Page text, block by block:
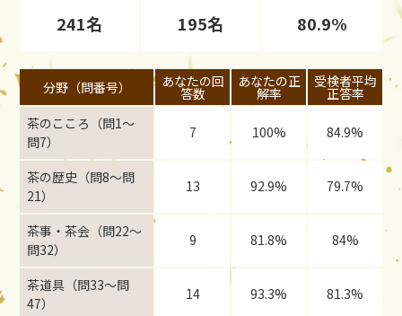
241名 195名 80.9%
分野（問番号） あなたの回
答数
あなたの正
解率
受検者平均
正答率
茶のこころ（問1〜
問7）
7 100% 84.9%
茶の歴史（問8〜問
21）
13 92.9% 79.7%
茶事・茶会（問22〜
問32）
9 81.8% 84%
茶道具（問33〜問
47）
14 93.3% 81.3%